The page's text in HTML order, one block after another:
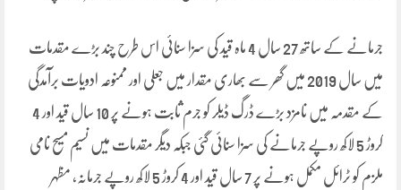
جرمانے کے ساتھ 27 سال 4 ماہ قید کی سزا سنائی اس طرح چند بڑے مقدمات
میں سال 2019 میں گھر سے بھاری مقدار میں جعلی اور ممنوعہ ادویات برآمدگی
کے مقدمہ میں نامزد بڑے ڈرگ ڈیلر کو جرم ثابت ہونے پر 10 سال قید اور 4
کروڑ 5 لاکھ روپے جرمانے کی سزا سنائی گئی جبکہ دیگر مقدمات میں نسیم مسیح نامی
ملزم کو ٹرائل مکمل ہونے پر 7 سال قید اور 4 کروڑ 5 لاکھ روپے جرمانہ، مظہر